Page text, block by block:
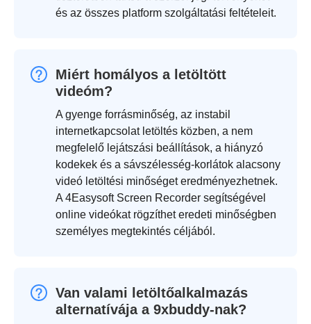
és az összes platform szolgáltatási feltételeit.
Miért homályos a letöltött
videóm?
A gyenge forrásminőség, az instabil
internetkapcsolat letöltés közben, a nem
megfelelő lejátszási beállítások, a hiányzó
kodekek és a sávszélesség-korlátok alacsony
videó letöltési minőséget eredményezhetnek.
A 4Easysoft Screen Recorder segítségével
online videókat rögzíthet eredeti minőségben
személyes megtekintés céljából.
Van valami letöltőalkalmazás
alternatívája a 9xbuddy-nak?